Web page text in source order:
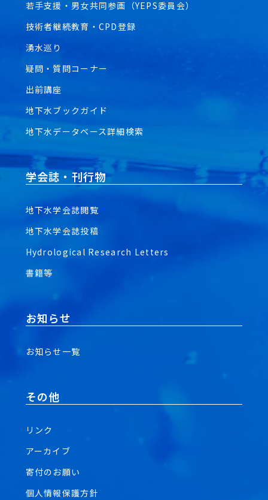
若手支援・男女共同参画（YEPS委員会）
技術者継続教育・CPD登録
湧水巡り
疑問・質問コーナー
出前講座
地下水ブックガイド
地下水データベース詳細検索
学会誌・刊行物
地下水学会誌閲覧
地下水学会誌投稿
Hydrological Research Letters
書籍等
お知らせ
お知らせ一覧
その他
リンク
アーカイブ
寄付のお願い
個人情報保護方針